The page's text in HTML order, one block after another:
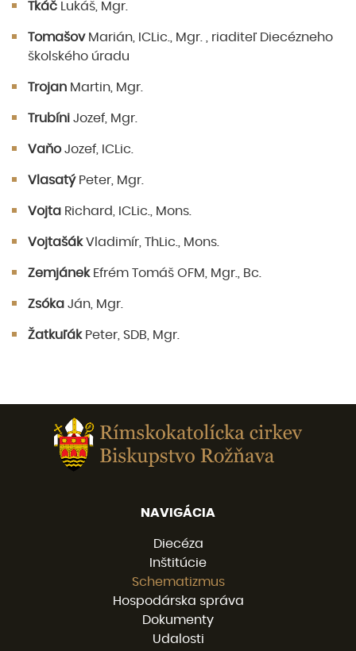
Tkáč Lukáš, Mgr.
TomašovMarián, ICLic., Mgr. , riaditeľ Diecézneho
školského úradu
Trojan Martin, Mgr.
Trubíni Jozef, Mgr.
VaňoJozef, ICLic.
VlasatýPeter, Mgr.
Vojta Richard, ICLic., Mons.
VojtašákVladimír, ThLic., Mons.
ZemjánekEfrém Tomáš OFM, Mgr., Bc.
Zsóka Ján, Mgr.
ŽatkuľákPeter, SDB, Mgr.
NAVIGÁCIA
Diecéza
Inštitúcie
Schematizmus
Hospodárska správa
Dokumenty
Udalosti